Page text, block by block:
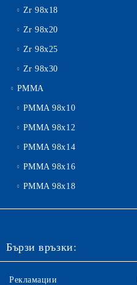
Zr 98x18
Zr 98x20
Zr 98x25
Zr 98x30
PMMA
PMMA 98x10
PMMA 98x12
PMMA 98x14
PMMA 98x16
PMMA 98x18
Бързи връзки:
Рекламации